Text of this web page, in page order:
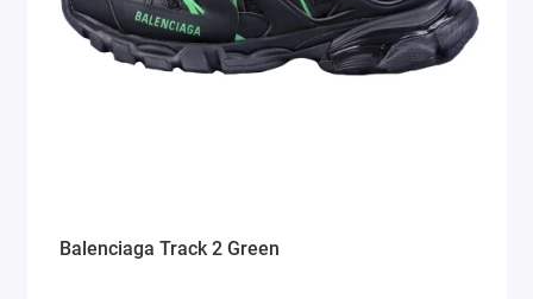
Balenciaga Track 2 Green